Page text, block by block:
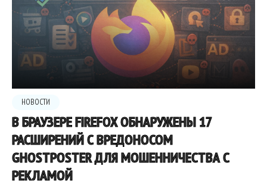
НОВОСТИ
В БРАУЗЕРЕ FIREFOX ОБНАРУЖЕНЫ 17
РАСШИРЕНИЙ С ВРЕДОНОСОМ
GHOSTPOSTER ДЛЯ МОШЕННИЧЕСТВА С
РЕКЛАМОЙ